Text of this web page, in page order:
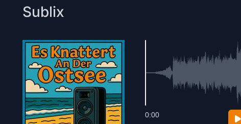
Sublix
0:00